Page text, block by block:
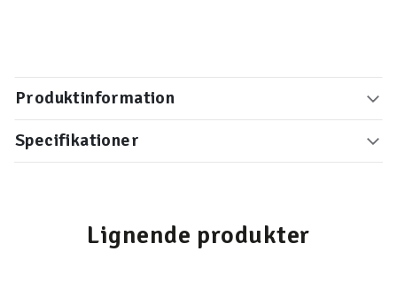
Produktinformation
Specifikationer
Lignende produkter